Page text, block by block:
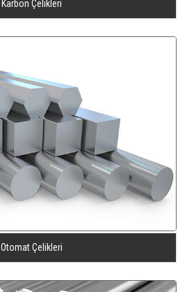
Karbon Çelikleri
Otomat Çelikleri